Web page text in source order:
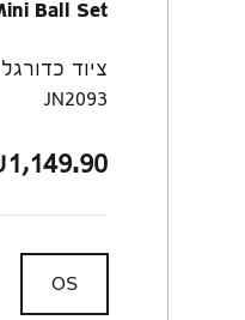
Ball Set
ציוד כדורגל
JN2093
מחיר לאחר
OS